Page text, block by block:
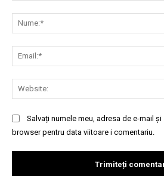
Salvați numele meu, adresa de e-mail
browser pentru data viitoare i comentariu.